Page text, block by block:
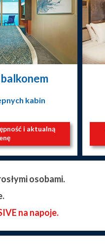
kabin
i aktualną
osobami.
na napoje.